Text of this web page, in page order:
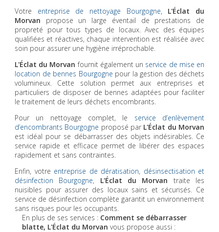
Votre entreprise de nettoyage Bourgogne, L'Éclat du
Morvan propose un large éventail de prestations de
propreté pour tous types de locaux. Avec des équipes
qualifiées et réactives, chaque intervention est réalisée avec
soin pour assurer une hygiène irréprochable.
L'Éclat du Morvan fournit également un service de mise en
location de bennes Bourgogne pour la gestion des déchets
volumineux. Cette solution permet aux entreprises et
particuliers de disposer de bennes adaptées pour faciliter
le traitement de leurs déchets encombrants.
Pour un nettoyage complet, le service d’enlèvement
d’encombrants Bourgogne proposé par L'Éclat du Morvan
est idéal pour se débarrasser des objets indésirables. Ce
service rapide et efficace permet de libérer des espaces
rapidement et sans contraintes.
Enfin, votre entreprise de dératisation, désinsectisation et
désinfection Bourgogne, L'Éclat du Morvan traite les
nuisibles pour assurer des locaux sains et sécurisés. Ce
service de désinfection complète garantit un environnement
sans risques pour les occupants.
En plus de ses services : Comment se débarrasser
blatte, L'Éclat du Morvan vous propose aussi :